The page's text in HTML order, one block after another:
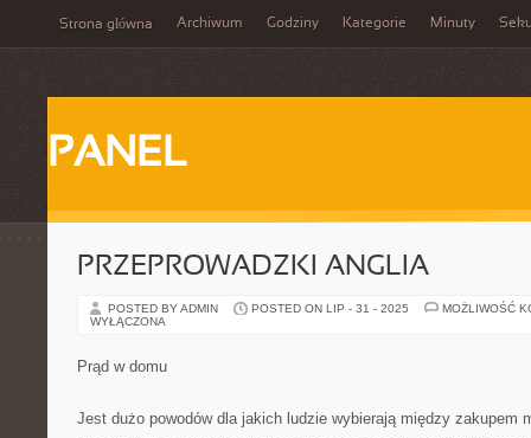
Strona główna Archiwum Godziny Kategorie Minuty
PANEL
PRZEPROWADZKI ANGLIA
POSTED BY ADMIN POSTED ON LIP - 31 - 2025
MOŻLIWOŚĆ
WYŁĄCZONA
Prąd w domu
Jest dużo powodów dla jakich ludzie wybierają między zakupem